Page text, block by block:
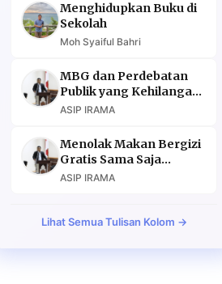
Menghidupkan Buku di
Sekolah
Moh Syaiful Bahri
MBG dan Perdebatan
Publik yang Kehilangan
Argumen
ASIP IRAMA
Menolak Makan Bergizi
Gratis Sama Saja
Menolak Masa Depan
ASIP IRAMA
Lihat Semua Tulisan Kolom →